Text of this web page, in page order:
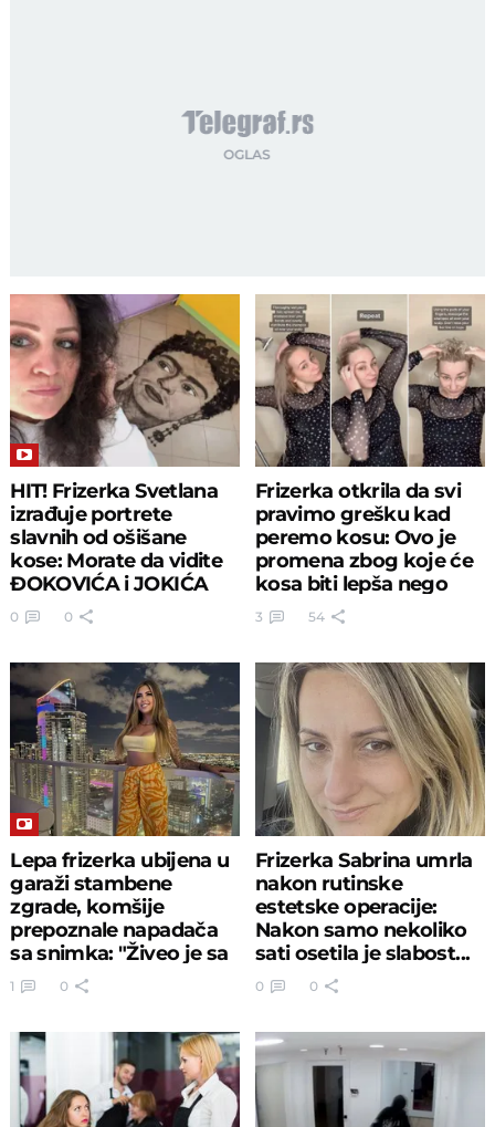
HIT! Frizerka Svetlana
izrađuje portrete
slavnih od ošišane
kose: Morate da vidite
ĐOKOVIĆA i JOKIĆA
0 0
Frizerka otkrila da svi
pravimo grešku kad
peremo kosu: Ovo je
promena zbog koje će
kosa biti lepša nego
ikada
3 54
Lepa frizerka ubijena u
garaži stambene
zgrade, komšije
prepoznale napadača
sa snimka: "Živeo je sa
majkom"
1 0
Frizerka Sabrina umrla
nakon rutinske
estetske operacije:
Nakon samo nekoliko
sati osetila je slabost...
0 0